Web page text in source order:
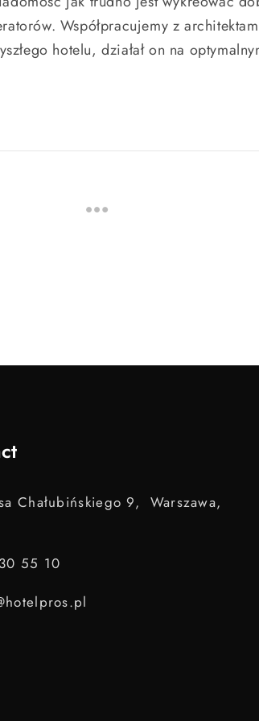
Współpracujemy z
hotelu, działał on na
Chałubińskiego 9, Warszawa,
55 10